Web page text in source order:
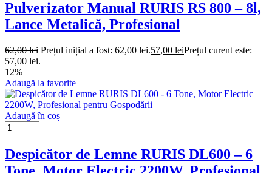
Pulverizator Manual RURIS RS 800 – 8l,
Lance Metalică, Profesional
62,00lei Prețul inițial a fost: 62,00 lei.57,00 leiPrețul curent este:
57,00 lei.
12%
Adaugă la favorite
Adaugă în coș
Despicător de Lemne RURIS DL600 – 6